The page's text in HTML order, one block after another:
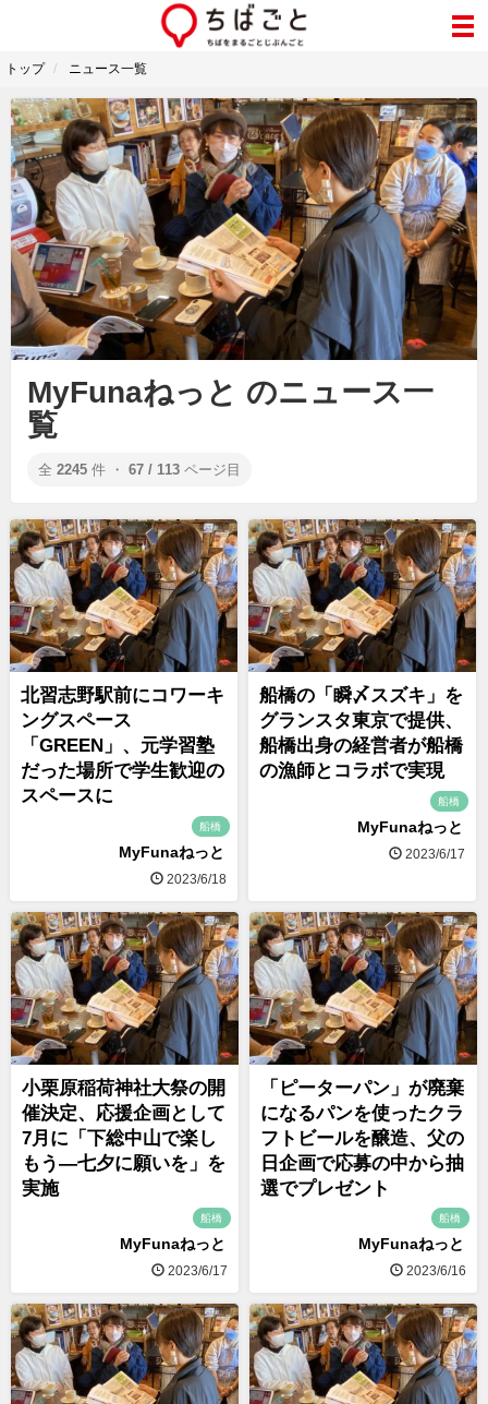
トップ ニュース一覧
MyFunaねっと のニュース一
覧
全 2245 件 ・ 67 / 113 ページ目
北習志野駅前にコワーキ
ングスペース
「GREEN」、元学習塾
だった場所で学生歓迎の
スペースに
船橋
MyFunaねっと
2023/6/18
船橋の「瞬〆スズキ」を
グランスタ東京で提供、
船橋出身の経営者が船橋
の漁師とコラボで実現
船橋
MyFunaねっと
2023/6/17
小栗原稲荷神社大祭の開
催決定、応援企画として
7月に「下総中山で楽し
もう―七夕に願いを」を
実施
船橋
MyFunaねっと
2023/6/17
「ピーターパン」が廃棄
になるパンを使ったクラ
フトビールを醸造、父の
日企画で応募の中から抽
選でプレゼント
船橋
MyFunaねっと
2023/6/16